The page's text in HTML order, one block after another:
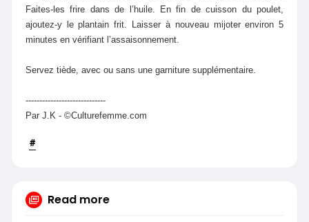
Faites-les frire dans de l’huile. En fin de cuisson du poulet,
ajoutez-y le plantain frit. Laisser à nouveau mijoter environ 5
minutes en vérifiant l’assaisonnement.
Servez tiède, avec ou sans une garniture supplémentaire.
-----------------------------
Par J.K - ©Culturefemme.com
#
Read more